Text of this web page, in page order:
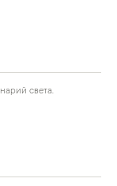
света.